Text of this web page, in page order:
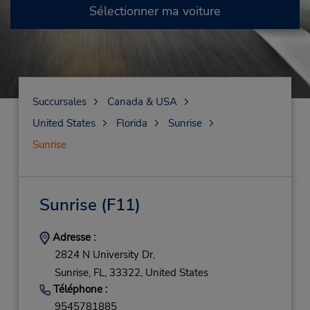
Sélectionner ma voiture
Succursales
Canada & USA
United States
Florida
Sunrise
Sunrise
Sunrise (F11)
Adresse :
2824 N University Dr,
Sunrise, FL, 33322, United States
Téléphone :
9545781885